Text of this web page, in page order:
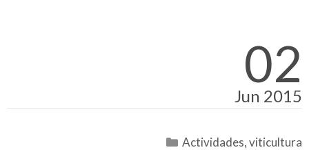
02
Jun 2015
Categorías
Actividades,viticultura